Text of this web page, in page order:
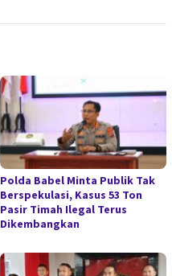
Polda Babel Minta Publik Tak
Berspekulasi, Kasus 53 Ton
Pasir Timah Ilegal Terus
Dikembangkan